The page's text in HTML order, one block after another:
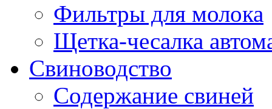
Фильтры для молока
Щетка-чесалка
Свиноводство
Содержание свиней